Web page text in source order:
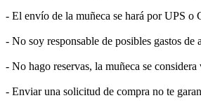
- El envío de la muñeca se hará por UPS o
- No soy responsable de posibles gastos de
- No hago reservas, la muñeca se
- Enviar una solicitud de compra no te